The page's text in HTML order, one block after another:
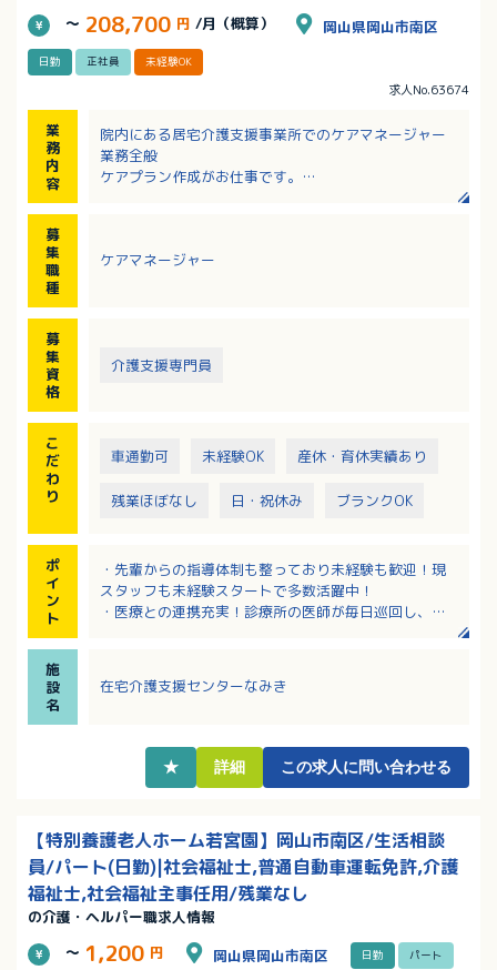
～ 208,700 円 /月（概算） 岡山県岡山市南区
日勤 正社員 未経験OK
求人No.63674
業
務
内
容
院内にある居宅介護支援事業所でのケアマネージャー
業務全般
ケアプラン作成がお仕事です。
※利用者様とそのご家族が暮らす地域において、さま
募
集
職
種
ケアマネージャー
募
集
資
格
介護支援専門員
こ
だ
わ
り
車通勤可 未経験OK 産休・育休実績あり
残業ほぼなし 日・祝休み ブランクOK
ポ
イ
ン
ト
・先輩からの指導体制も整っており未経験も歓迎！現
スタッフも未経験スタートで多数活躍中！
・医療との連携充実！診療所の医師が毎日巡回し、担
・うれしい賞与4.3ヶ月！医療費全額補助など、福利厚
生も充実です。
・突発的なお休みも、フォローできる環境があるので
安心です。
施
設
名
在宅介護支援センターなみき
★ 詳細 この求人に問い合わせる
【特別養護老人ホーム若宮園】岡山市南区/生活相談
員/パート(日勤)|社会福祉士,普通自動車運転免許,介護
福祉士,社会福祉主事任用/残業なし
の介護・ヘルパー職求人情報
～ 1,200 円 岡山県岡山市南区 日勤 パート